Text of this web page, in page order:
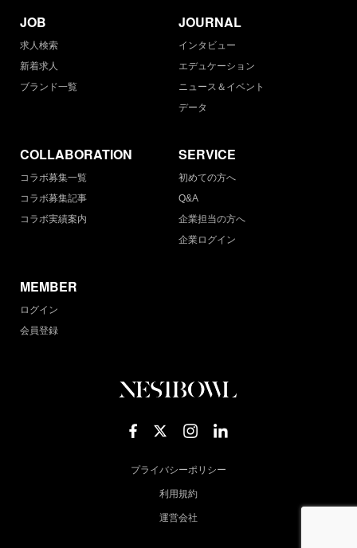
JOB
求人検索
新着求人
ブランド一覧
JOURNAL
インタビュー
エデュケーション
ニュース＆イベント
データ
COLLABORATION
コラボ募集一覧
コラボ募集記事
コラボ実績案内
SERVICE
初めての方へ
Q&A
企業担当の方へ
企業ログイン
MEMBER
ログイン
会員登録
プライバシーポリシー
利用規約
運営会社